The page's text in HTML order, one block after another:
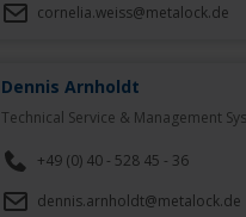
cornelia.weiss@metalock.de
Dennis Arnholdt
Technical Service & Management
+49 (0) 40 - 528 45 - 36
dennis.arnholdt@metalock.de